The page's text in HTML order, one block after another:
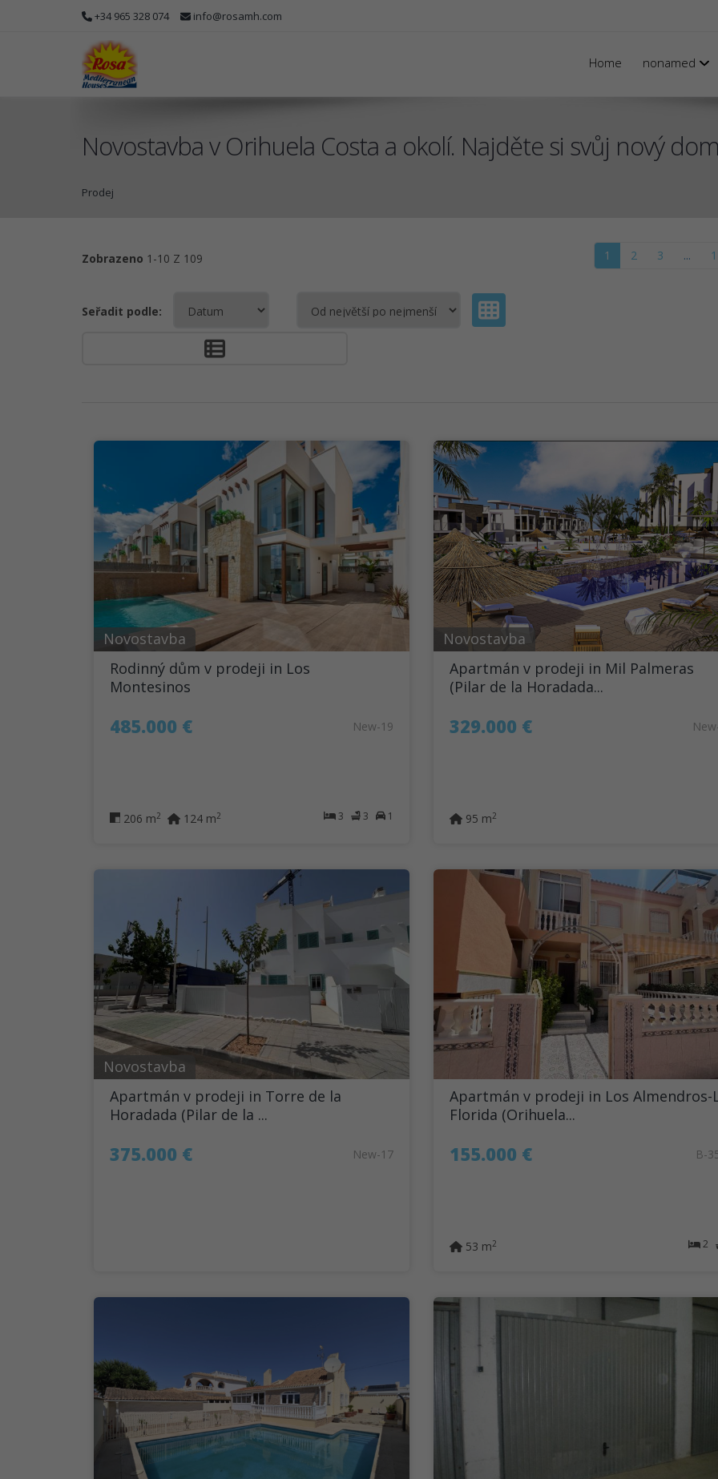
+34 965 328 074 info@rosamh.com
Home nonamed
Novostavba v Orihuela Costa a okolí. Najděte si svůj nový
Prodej
Zobrazeno 1-10 Z 109 1 2 3 ...
Seřadit podle:
Novostavba
Rodinný dům v prodeji in Los
Montesinos
485.000 € New-19
3 3 1
206 m2 124 m2
Novostavba
Apartmán v prodeji in Mil Palmeras
(Pilar de la Horadada...
329.000 €
95 m2
Novostavba
Apartmán v prodeji in Torre de la
Horadada (Pilar de la ...
375.000 € New-17
Apartmán v prodeji in Los Almendros-
Florida (Orihuela...
155.000 € B-
2
53 m2